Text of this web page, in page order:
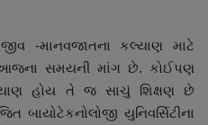
-માનવજાતના કલ્યાણ માટે
સમયની માંગ છે. કોઈપણ
હોય તે જ સાચું શિક્ષણ છે
યુનિવર્સિટીના